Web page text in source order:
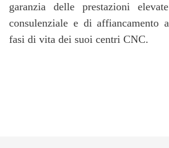
garanzia delle prestazioni
consulenziale e di
fasi di vita dei suoi centri CNC.